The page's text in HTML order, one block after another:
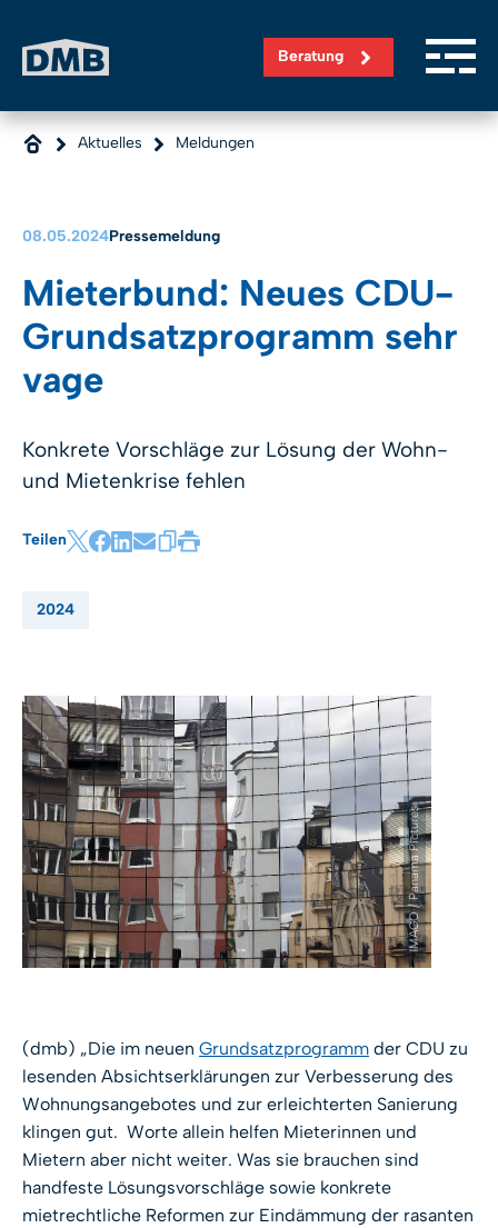
Beratung
Aktuelles Meldungen
08.05.2024Pressemeldung
Mieterbund: Neues CDU-
Grundsatzprogramm sehr
vage
Konkrete Vorschläge zur Lösung der Wohn-
und Mietenkrise fehlen
Teilen
2024
IMAGO / Panama Pictures
(dmb) „Die im neuen Grundsatzprogramm der CDU zu
lesenden Absichtserklärungen zur Verbesserung des
Wohnungsangebotes und zur erleichterten Sanierung
klingen gut. Worte allein helfen Mieterinnen und
Mietern aber nicht weiter. Was sie brauchen sind
handfeste Lösungsvorschläge sowie konkrete
mietrechtliche Reformen zur Eindämmung der rasanten